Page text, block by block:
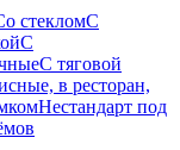
стекломС
С
С тяговой
в ресторан,
Нестандарт под